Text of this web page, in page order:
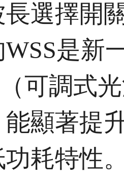
選擇開
是新
可調式
顯著提
功耗特性